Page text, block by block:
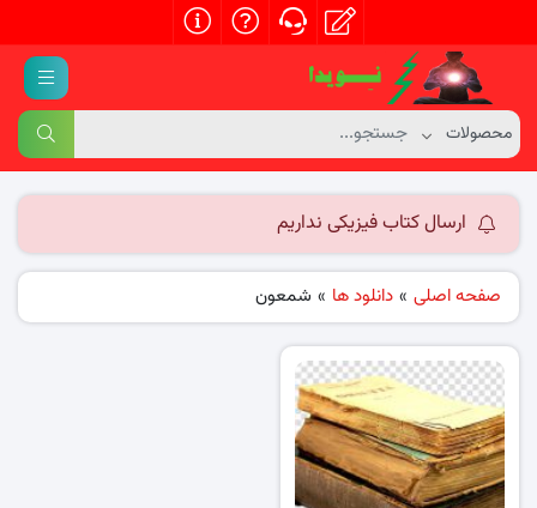
ارسال کتاب فیزیکی نداریم
صفحه اصلی » دانلود ها » شمعون